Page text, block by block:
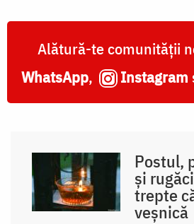
Alătură-te comunității
WhatsApp, Instagram
Postul,
și
trepte
veșnică